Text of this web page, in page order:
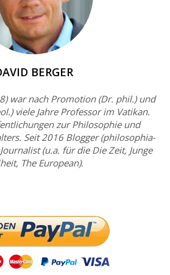
BERGER
war nach Promotion (Dr. phil.) und
viele Jahre Professor im Vatikan.
zur Philosophie und
Seit 2016 Blogger (philosophia-
(u.a. für die Die Zeit, Junge
The European).